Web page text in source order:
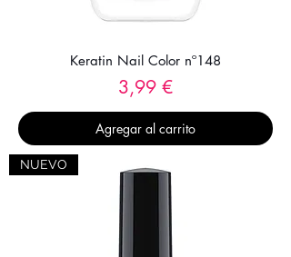
Keratin Nail Color nº148
Precio
3,99 €
Agregar al carrito
NUEVO